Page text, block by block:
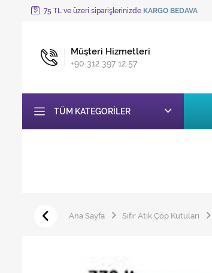
75 TL ve üzeri siparişlerinizde KARGO BEDAVA
Müşteri Hizmetleri
+90 312 397 12 57
TÜM KATEGORILER
Ana Sayfa Sıfır Atık Çöp Kutuları